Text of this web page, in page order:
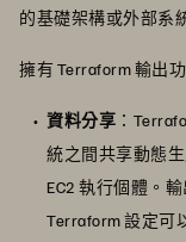
的基礎架構或外部系
擁有 Terraform 輸出
資料分享 ：
統之間共享動態
EC2 執行個體。
Terraform 設定可